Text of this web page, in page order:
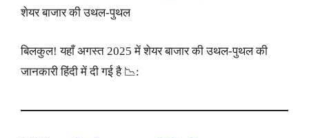
शेयर बाजार की उथल-पुथल
बिलकुल! यहाँ अगस्त 2025 में शेयर बाजार की उथल-पुथल की
जानकारी हिंदी में दी गई है 📉: